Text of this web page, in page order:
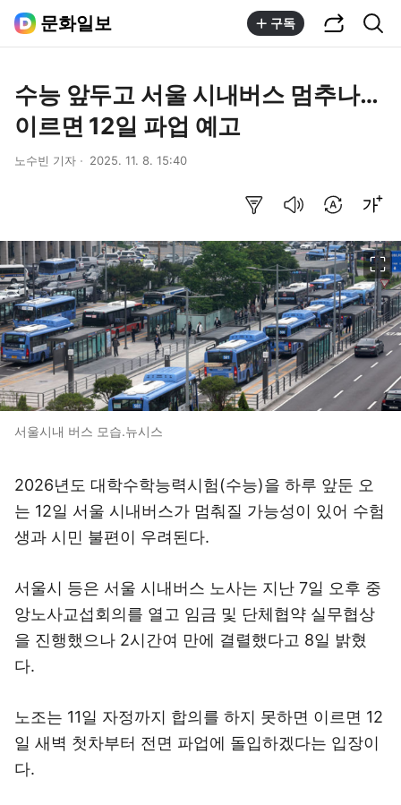
문화일보 구독
수능 앞두고 서울 시내버스 멈추나…
이르면 12일 파업 예고
노수빈 기자 2025. 11. 8. 15:40
서울시내 버스 모습.뉴시스
2026년도 대학수학능력시험(수능)을 하루 앞둔 오
는 12일 서울 시내버스가 멈춰질 가능성이 있어 수험
생과 시민 불편이 우려된다.
서울시 등은 서울 시내버스 노사는 지난 7일 오후 중
앙노사교섭회의를 열고 임금 및 단체협약 실무협상
을 진행했으나 2시간여 만에 결렬했다고 8일 밝혔
다.
노조는 11일 자정까지 합의를 하지 못하면 이르면 12
일 새벽 첫차부터 전면 파업에 돌입하겠다는 입장이
다.